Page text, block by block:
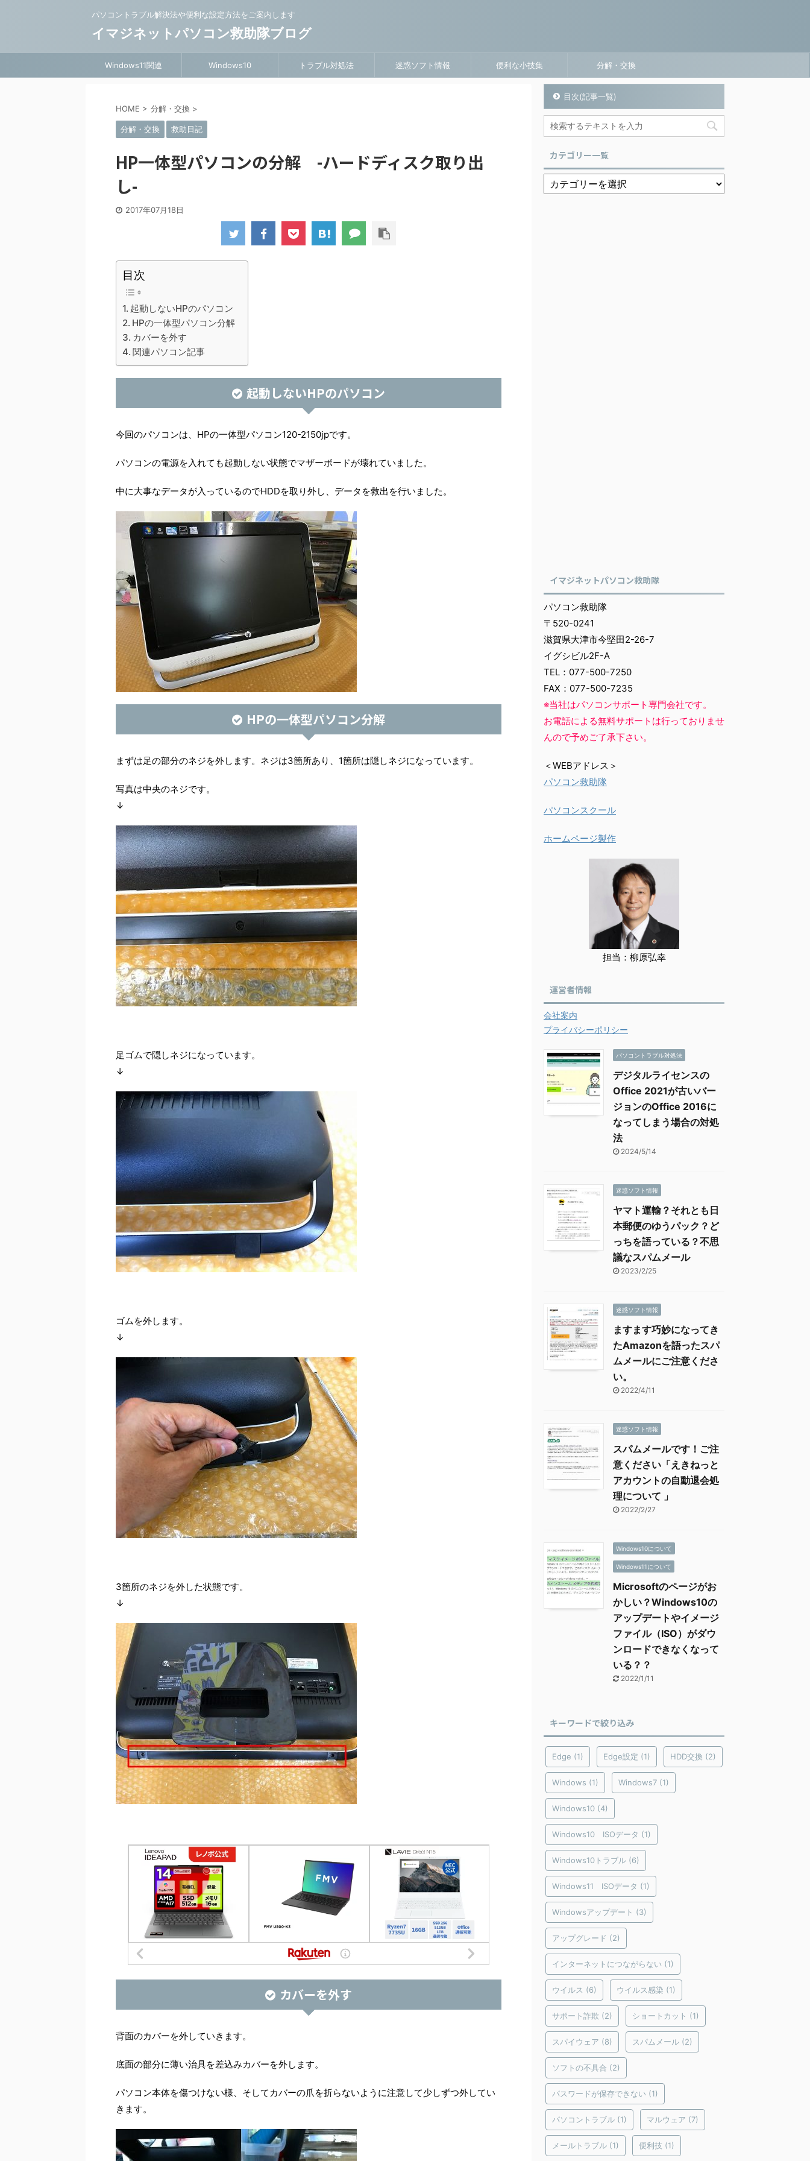
パソコントラブル解決法や便利な設定方法をご案内します
イマジネットパソコン救助隊ブログ
Windows11関連 Windows10 トラブル対処法 迷惑ソフト情報 便利な小技集 分解・交換
HOME > 分解・交換 >
分解・交換 救助日記
HP一体型パソコンの分解 -ハードディスク取り出
し-
2017年07月18日
目次
起動しないHPのパソコン
HPの一体型パソコン分解
カバーを外す
関連パソコン記事
起動しないHPのパソコン
今回のパソコンは、HPの一体型パソコン120-2150jpです。
パソコンの電源を入れても起動しない状態でマザーボードが壊れていました。
中に大事なデータが入っているのでHDDを取り外し、データを救出を行いました。
HPの一体型パソコン分解
まずは足の部分のネジを外します。ネジは3箇所あり、1箇所は隠しネジになっています。
写真は中央のネジです。
↓
足ゴムで隠しネジになっています。
↓
ゴムを外します。
↓
3箇所のネジを外した状態です。
↓
カバーを外す
背面のカバーを外していきます。
底面の部分に薄い治具を差込みカバーを外します。
パソコン本体を傷つけない様、そしてカバーの爪を折らないように注意して少しずつ外してい
きます。
目次(記事一覧)
カテゴリー一覧
イマジネットパソコン救助隊
パソコン救助隊
〒520-0241
滋賀県大津市今堅田2-26-7
イグシビル2F-A
TEL：077-500-7250
FAX：077-500-7235
※当社はパソコンサポート専門会社です。
お電話による無料サポートは行っておりませ
んので予めご了承下さい。
＜WEBアドレス＞
パソコン救助隊
パソコンスクール
ホームページ製作
担当：柳原弘幸
運営者情報
会社案内
プライバシーポリシー
パソコントラブル対処法
デジタルライセンスの
Office 2021が古いバー
ジョンのOffice 2016に
なってしまう場合の対処
法
2024/5/14
迷惑ソフト情報
ヤマト運輸？それとも日
本郵便のゆうパック？ど
っちを語っている？不思
議なスパムメール
2023/2/25
迷惑ソフト情報
ますます巧妙になってき
たAmazonを語ったスパ
ムメールにご注意くださ
い。
2022/4/11
迷惑ソフト情報
スパムメールです！ご注
意ください「えきねっと
アカウントの自動退会処
理について 」
2022/2/27
Windows10について
Windows11について
Microsoftのページがお
かしい？Windows10の
アップデートやイメージ
ファイル（ISO）がダウ
ンロードできなくなって
いる？？
2022/1/11
キーワードで絞り込み
Edge (1) Edge設定 (1) HDD交換 (2)
Windows (1) Windows7 (1)
Windows10 (4)
Windows10 ISOデータ (1)
Windows10トラブル (6)
Windows11 ISOデータ (1)
Windowsアップデート (3)
アップグレード (2)
インターネットにつながらない (1)
ウイルス (6) ウイルス感染 (1)
サポート詐欺 (2) ショートカット (1)
スパイウェア (8) スパムメール (2)
ソフトの不具合 (2)
パスワードが保存できない (1)
パソコントラブル (1) マルウェア (7)
メールトラブル (1) 便利技 (1)